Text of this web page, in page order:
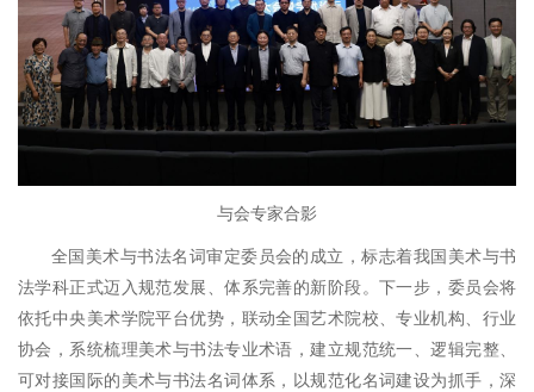
与会专家合影
全国美术与书法名词审定委员会的成立，标志着我国美术与书
法学科正式迈入规范发展、体系完善的新阶段。下一步，委员会将
依托中央美术学院平台优势，联动全国艺术院校、专业机构、行业
协会，系统梳理美术与书法专业术语，建立规范统一、逻辑完整、
可对接国际的美术与书法名词体系，以规范化名词建设为抓手，深